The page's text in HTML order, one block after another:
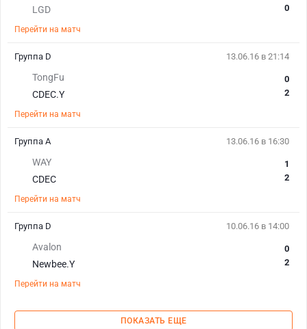
LGD
0
Перейти на матч
13.06.16 в 21:14
TongFu
CDEC.Y
0
2
Перейти на матч
Группа D
13.06.16 в 16:30
WAY
CDEC
1
2
Перейти на матч
Группа А
10.06.16 в 14:00
Avalon
Newbee.Y
0
2
Перейти на матч
Группа D
ПОКАЗАТЬ ЕЩЕ